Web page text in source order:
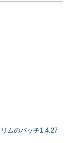
ムのパッチ1.4.27